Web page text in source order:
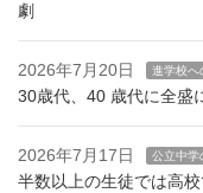
劇
2026年7月20日 進学校へ
30歳代、40 歳代に全盛
2026年7月17日 公立中学
半数以上の生徒では高